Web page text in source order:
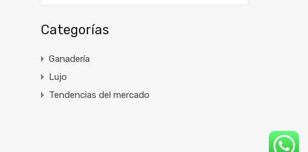
Categorías
Ganadería
Lujo
Tendencias del mercado